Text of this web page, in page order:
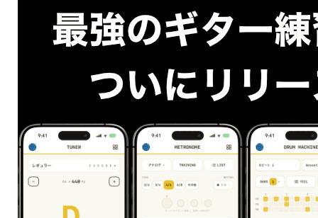
１２フレットのスライドの音がなるのですが、２弦は
１０フレットの音がなります。
これは、２弦１０フレットを押弦することで弦が直線
ではなくなり、２弦が１２フレット上にあるスライド
バーと接しなくなるので１０フレット押弦の音が出る
という仕組みです。